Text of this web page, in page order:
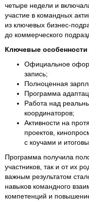
четыре недели и
участие в командных
из ключевых бизнес-
до коммерческого
Ключевые
Официальное
запись;
Полноценная
Программа
Работа над
координаторов;
Активности на
проектов,
с коучами и
Программа получила
участников, так и от их
важным результатом
навыков командного
компетенций и